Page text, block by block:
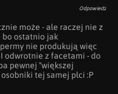
Odpowiedz
może - ale raczej nie z
bo ostatnio jak
nie produkują więc
odwrotnie z facetami - do
pewnej "większej
tej samej płci :P